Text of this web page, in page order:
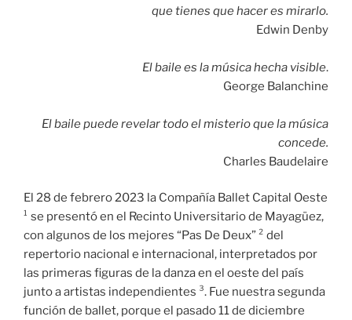
que tienes que hacer es mirarlo.
Edwin Denby
El baile es la música hecha visible.
George Balanchine
El baile puede revelar todo el misterio que la música
concede.
Charles Baudelaire
El 28 de febrero 2023 la Compañía Ballet Capital Oeste
¹ se presentó en el Recinto Universitario de Mayagüez,
con algunos de los mejores “Pas De Deux” ² del
repertorio nacional e internacional, interpretados por
las primeras figuras de la danza en el oeste del país
junto a artistas independientes ³. Fue nuestra segunda
función de ballet, porque el pasado 11 de diciembre